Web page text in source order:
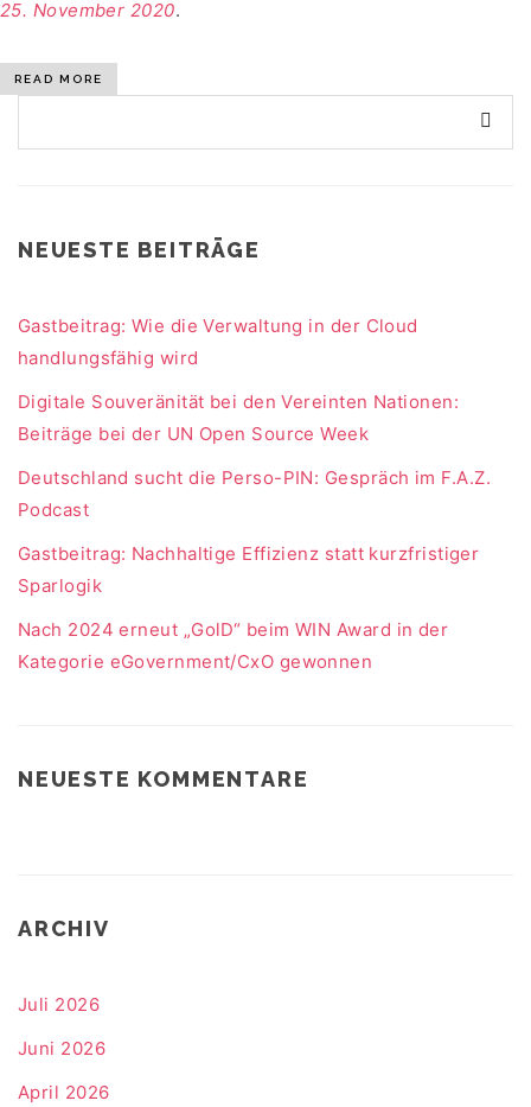
25. November 2020.
READ MORE
NEUESTE BEITRÄGE
Gastbeitrag: Wie die Verwaltung in der Cloud
handlungsfähig wird
Digitale Souveränität bei den Vereinten Nationen:
Beiträge bei der UN Open Source Week
Deutschland sucht die Perso-PIN: Gespräch im F.A.Z.
Podcast
Gastbeitrag: Nachhaltige Effizienz statt kurzfristiger
Sparlogik
Nach 2024 erneut „GolD“ beim WIN Award in der
Kategorie eGovernment/CxO gewonnen
NEUESTE KOMMENTARE
ARCHIV
Juli 2026
Juni 2026
April 2026